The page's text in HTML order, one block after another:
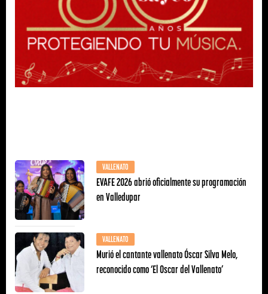
VALLENATO
EVAFE 2026 abrió oficialmente su programación
en Valledupar
VALLENATO
Murió el cantante vallenato Óscar Silva Melo,
reconocido como ‘El Oscar del Vallenato’